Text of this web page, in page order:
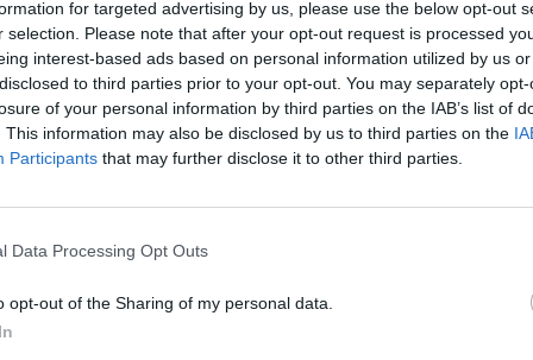
for targeted advertising by us, please use the below opt-out
selection. Please note that after your opt-out request is processed
interest-based ads based on personal information utilized by us
to third parties prior to your opt-out. You may separately
of your personal information by third parties on the IAB’s list of
This information may also be disclosed by us to third parties on the
Participants that may further disclose it to other third parties.
Data Processing Opt Outs
opt-out of the Sharing of my personal data.
στα
τον αποκλεισμό της
Hard Rock: Καταγγελία για τον
διαγωνισμό στο Ελληνικό
11/12/2019 - 17:32
το Heals
HARD ROCK RISING: Την 1η